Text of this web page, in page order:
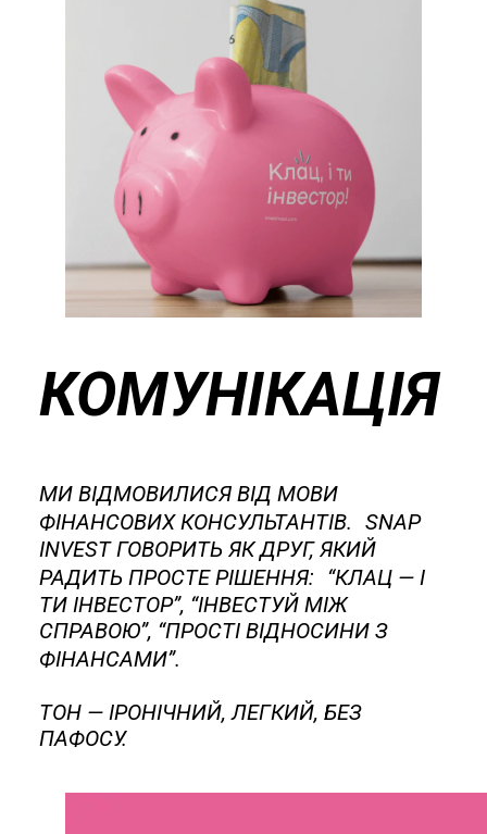
КОМУНІКАЦІЯ
МИ ВІДМОВИЛИСЯ ВІД МОВИ
ФІНАНСОВИХ КОНСУЛЬТАНТІВ. SNAP
INVEST ГОВОРИТЬ ЯК ДРУГ, ЯКИЙ
РАДИТЬ ПРОСТЕ РІШЕННЯ: “КЛАЦ — І
ТИ ІНВЕСТОР”, “ІНВЕСТУЙ МІЖ
СПРАВОЮ”, “ПРОСТІ ВІДНОСИНИ З
ФІНАНСАМИ”.
ТОН — ІРОНІЧНИЙ, ЛЕГКИЙ, БЕЗ
ПАФОСУ.